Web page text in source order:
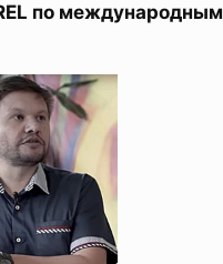
по международным